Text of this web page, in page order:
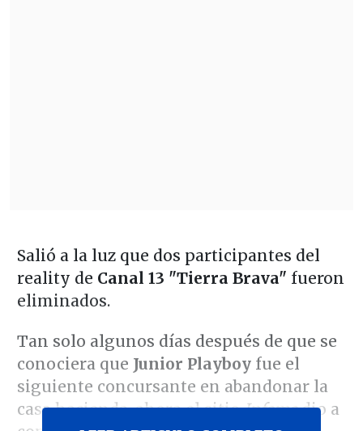
Salió a la luz que dos participantes del
reality de Canal 13 "Tierra Brava" fueron
eliminados.
Tan solo algunos días después de que se
conociera que Junior Playboyfue el
siguiente concursante en abandonar la
casa hacienda, ahora el sitioInfamadio a